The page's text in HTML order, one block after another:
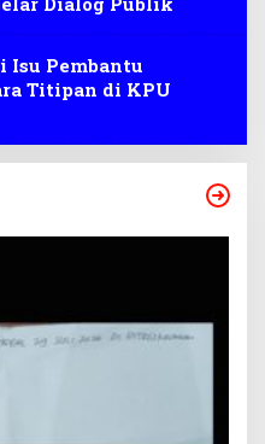
Isu Pembantu
Titipan di KPU